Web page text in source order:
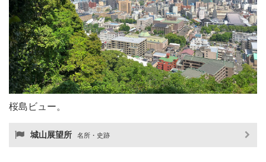
桜島ビュー。
城山展望所 名所・史跡